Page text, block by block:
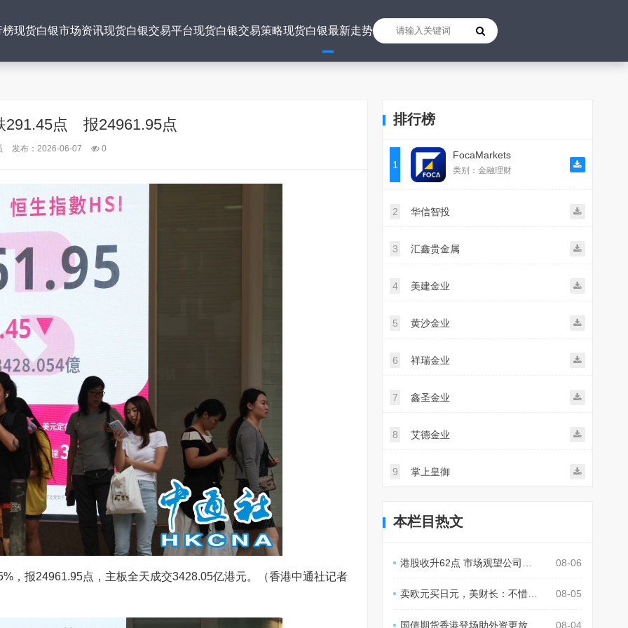
榜现货白银市场资讯现货白银交易平台现货白银交易策略现货白银最新走势
291.45点 报24961.95点
发布：2026-06-07 0
，报24961.95点，主板全天成交3428.05亿港元。（香港中通社记者
排行榜
1
FocaMarkets
类别：金融理财
2 华信智投
3 汇鑫贵金属
4 美建金业
5 黄沙金业
6 祥瑞金业
7 鑫圣金业
8 艾德金业
9 掌上皇御
本栏目热文
08-06
08-05
卖欧元买日元，美财长：不惜一切代价支持日本稳定汇市
08-04